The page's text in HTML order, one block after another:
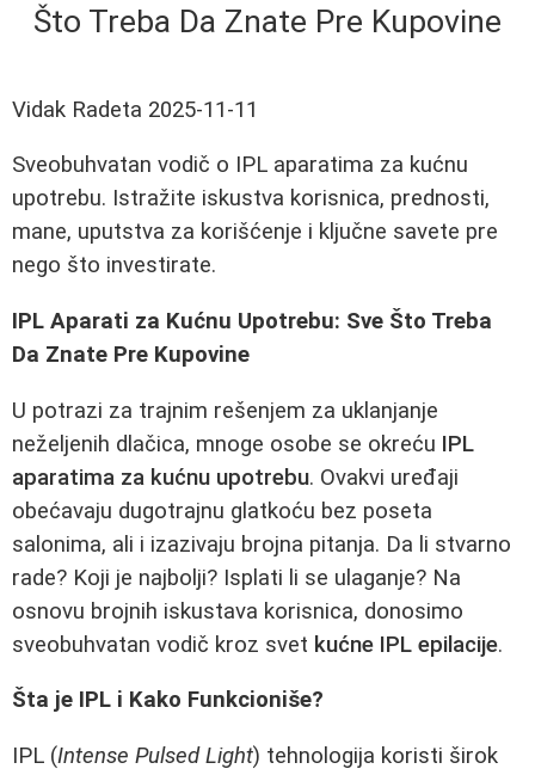
Što Treba Da Znate Pre Kupovine
Vidak Radeta 2025-11-11
Sveobuhvatan vodič o IPL aparatima za kućnu
upotrebu. Istražite iskustva korisnica, prednosti,
mane, uputstva za korišćenje i ključne savete pre
nego što investirate.
IPL Aparati za Kućnu Upotrebu: Sve Što Treba
Da Znate Pre Kupovine
U potrazi za trajnim rešenjem za uklanjanje
neželjenih dlačica, mnoge osobe se okreću IPL
aparatima za kućnu upotrebu. Ovakvi uređaji
obećavaju dugotrajnu glatkoću bez poseta
salonima, ali i izazivaju brojna pitanja. Da li stvarno
rade? Koji je najbolji? Isplati li se ulaganje? Na
osnovu brojnih iskustava korisnica, donosimo
sveobuhvatan vodič kroz svet kućne IPL epilacije.
Šta je IPL i Kako Funkcioniše?
IPL (Intense Pulsed Light) tehnologija koristi širok